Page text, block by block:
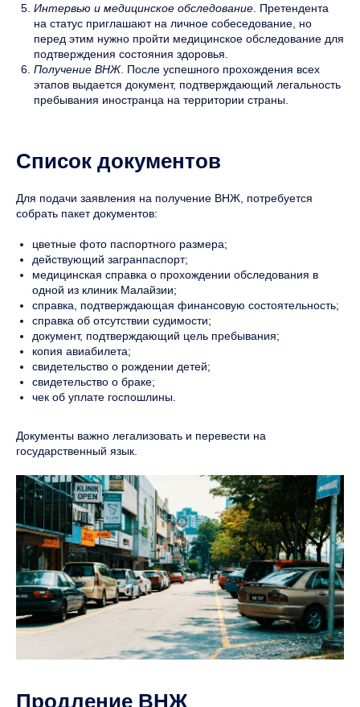
Интервью и медицинское обследование . Претендента
на статус приглашают на личное собеседование, но
перед этим нужно пройти медицинское обследование для
подтверждения состояния здоровья.
Получение ВНЖ. После успешного прохождения всех
этапов выдается документ, подтверждающий легальность
пребывания иностранца на территории страны.
Список документов
Для подачи заявления на получение ВНЖ, потребуется
собрать пакет документов:
цветные фото паспортного размера;
действующий загранпаспорт;
медицинская справка о прохождении обследования в
одной из клиник Малайзии;
справка, подтверждающая финансовую состоятельность;
справка об отсутствии судимости;
документ, подтверждающий цель пребывания;
копия авиабилета;
свидетельство о рождении детей;
свидетельство о браке;
чек об уплате госпошлины.
Документы важно легализовать и перевести на
государственный язык.
Продление ВНЖ